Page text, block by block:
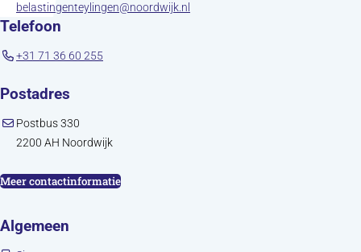
belastingenteylingen@noordwijk.nl
Telefoon
+31 71 36 60 255
Postadres
Postbus 330
2200 AH Noordwijk
Meer contactinformatie
Algemeen